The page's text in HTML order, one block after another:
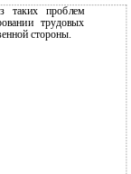
таких проблем
трудовых
стороны.